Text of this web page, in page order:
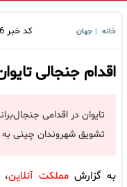
خانه جهان کد خبر
اقدام جنجالی
تایوان در اقدامی
تشویق شهروندان چینی به
به گزارشمملکت آنلاین،